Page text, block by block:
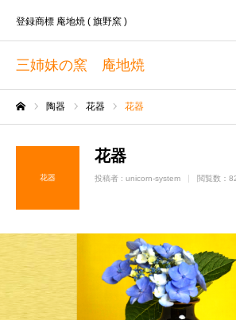
三姉妹の窯 庵地焼
登録商標 庵地焼 ( 旗野窯 )
陶器 花器 花器
花器
花器
投稿者 : unicorn-system 閲覧数：